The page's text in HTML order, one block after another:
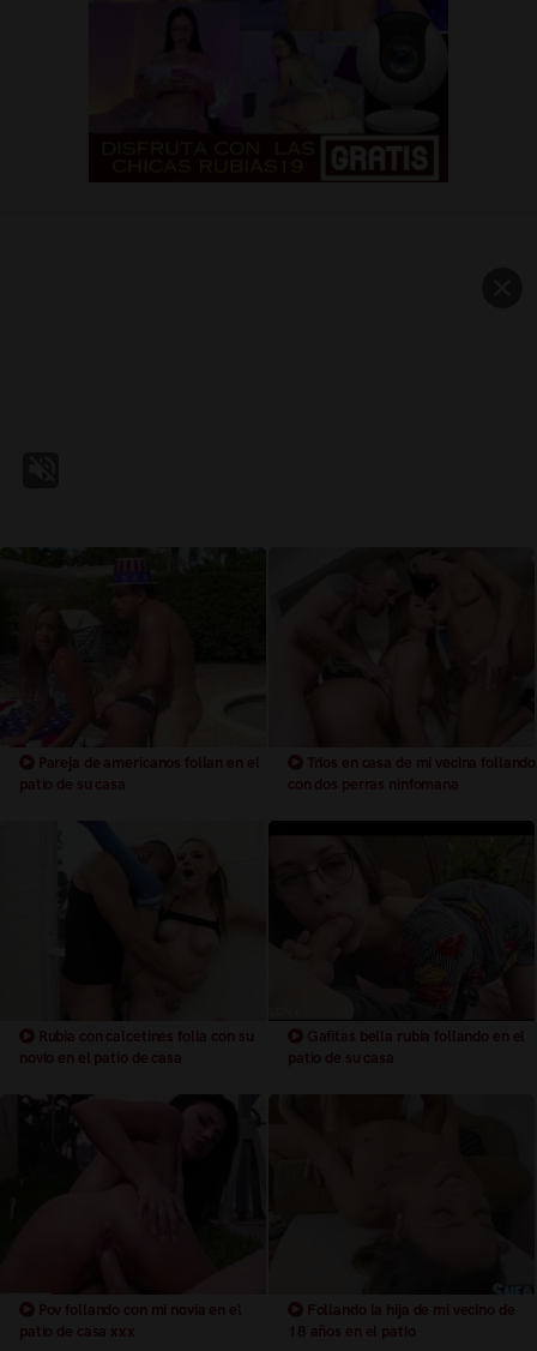
Pareja de americanos follan en el
patio de su casa
Trios en casa de mi vecina follando
con dos perras ninfomana
Rubia con calcetines folla con su
novio en el patio de casa
Gafitas bella rubia follando en el
patio de su casa
Pov follando con mi novia en el
patio de casa xxx
Follando la hija de mi vecino de
18 años en el patio